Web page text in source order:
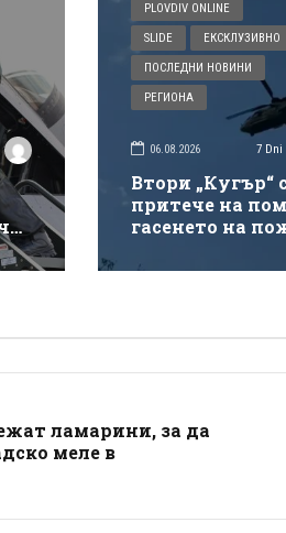
PLOVDIV ONLINE
SLIDE ЕКСКЛУЗИВНО
ПОСЛЕДНИ НОВИНИ
РЕГИОНА
06.08.2026 7 Dni
Втори „Кугър“
притече на
гасенето на
покрай
„Тракия“
ламарини, за да
меле в